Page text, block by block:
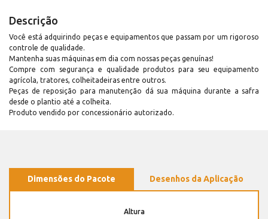
Descrição
Você está adquirindo peças e equipamentos que passam por um rigoroso
controle de qualidade.
Mantenha suas máquinas em dia com nossas peças genuínas!
Compre com segurança e qualidade produtos para seu equipamento
agrícola, tratores, colheitadeiras entre outros.
Peças de reposição para manutenção dá sua máquina durante a safra
desde o plantio até a colheita.
Produto vendido por concessionário autorizado.
Dimensões do Pacote Desenhos da Aplicação
Altura